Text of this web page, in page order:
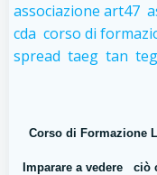
associazione art47
cda corso di
spread taeg tan teg
Corso di Formazione
Imparare a vedere ciò